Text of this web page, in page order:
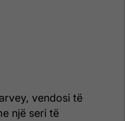
vendosi të
një seri të